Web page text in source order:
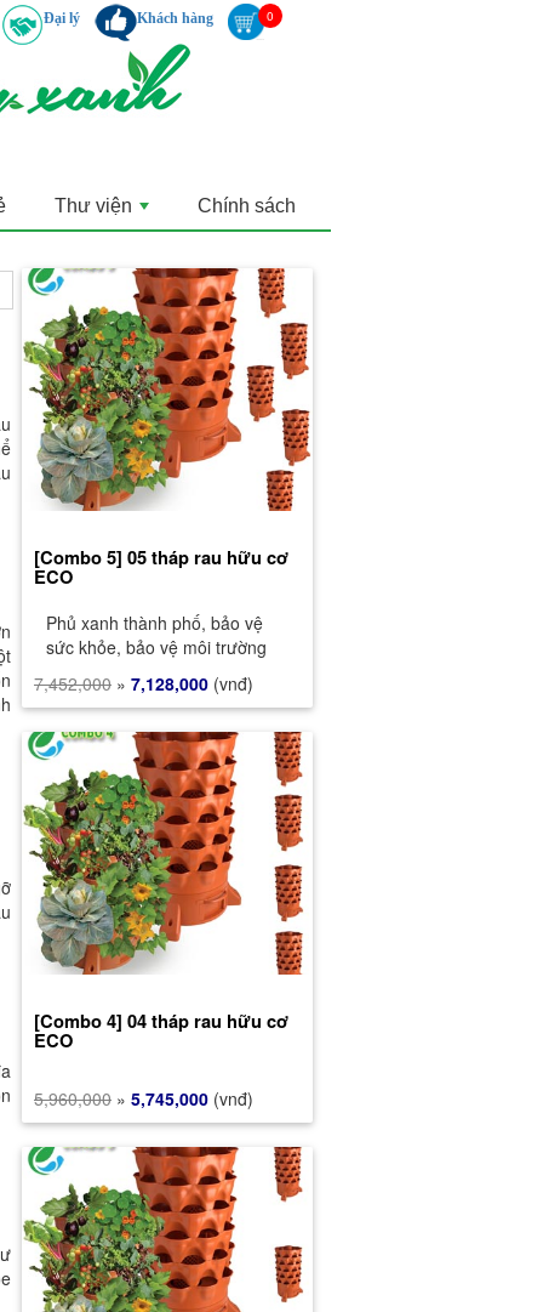
Đại lý Khách hàng
+
Thư viện Chính sách
[Combo 5] 05 tháp rau hữu cơ
ECO
Phủ xanh thành phố, bảo vệ
sức khỏe, bảo vệ môi trường
7,452,000 » 7,128,000 (vnđ)
[Combo 4] 04 tháp rau hữu cơ
ECO
5,960,000 » 5,745,000 (vnđ)